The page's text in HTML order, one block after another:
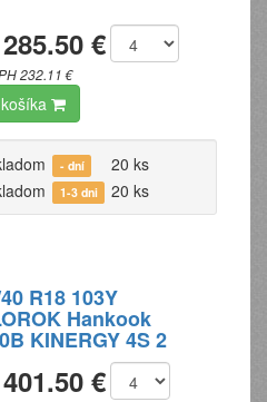
€
232.11 €
- dní
20 ks
1-3 dni 20 ks
R18 103Y
Hankook
KINERGY 4S 2
€